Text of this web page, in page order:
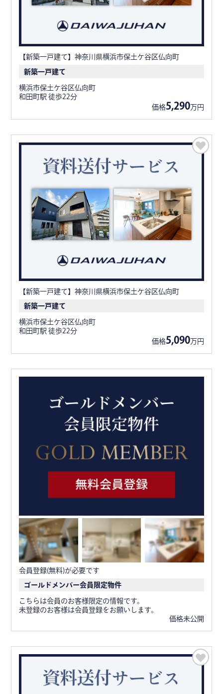
【新築一戸建て】神奈川県横浜市保土ケ谷区仏向町
新築一戸建て
横浜市保土ケ谷区仏向町
和田町駅 徒歩22分
価格5,290万円
【新築一戸建て】神奈川県横浜市保土ケ谷区仏向町
新築一戸建て
横浜市保土ケ谷区仏向町
和田町駅 徒歩22分
価格5,090万円
会員登録(無料)が必要です
ゴールドメンバー会員限定物件
こちらは会員のお客様限定の情報です。
未登録のお客様は会員登録をお願いします。
価格未公開